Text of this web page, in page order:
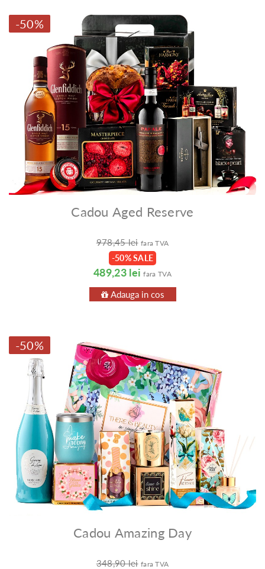
-50%
Cadou Aged Reserve
978,45 lei fara TVA
-50% SALE
489,23 lei fara TVA
Adauga in cos
-50%
Cadou Amazing Day
348,90 lei fara TVA